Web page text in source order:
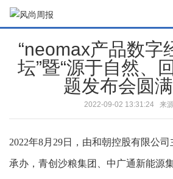
“neomax产品数字
坛”暨“源于自然、
题发布会圆
2022-09-02 13:31:24 来
2022年8月29日，由和朝控股有限公
承办，青创沙粮集团、中广通新能源